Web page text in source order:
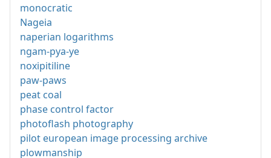
monocratic
Nageia
naperian logarithms
ngam-pya-ye
noxipitiline
paw-paws
peat coal
phase control factor
photoflash photography
pilot european image processing archive
plowmanship